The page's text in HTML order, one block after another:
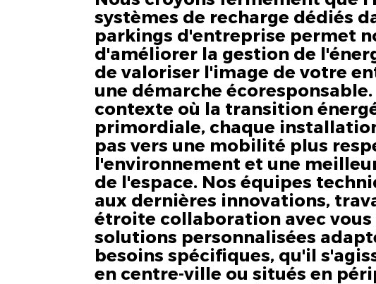
systèmes de recharge dédiés
parkings d'entreprise permet
d'améliorer la gestion de
de valoriser l'image de votre
une démarche écoresponsable.
contexte où la transition
primordiale, chaque
pas vers une mobilité plus
l'environnement et une
de l'espace. Nos équipes
aux dernières innovations,
étroite collaboration avec vous
solutions personnalisées
besoins spécifiques, qu'il
en centre-ville ou situés en